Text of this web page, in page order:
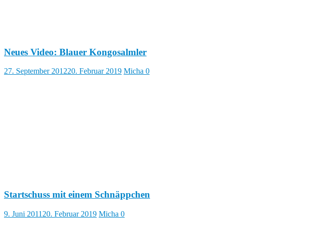
Neues Video: Blauer Kongosalmler
27. September 201220. Februar 2019 Micha 0
Startschuss mit einem Schnäppchen
9. Juni 2011 20. Februar 2019 Micha 0